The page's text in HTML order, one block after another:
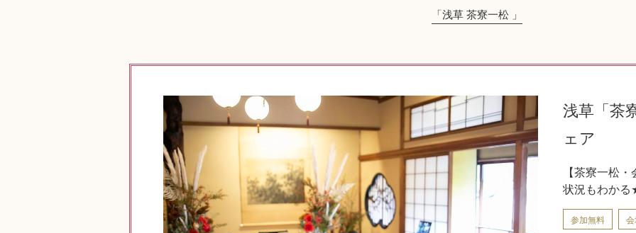
「浅草 茶寮一松 」
浅草「茶
ェア
【茶寮一松
状況もわか
参加無料